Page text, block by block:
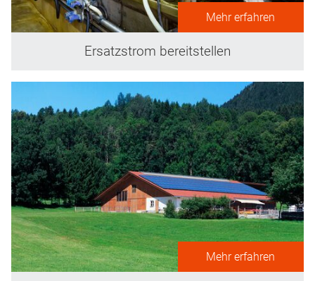
Mehr erfahren
Ersatzstrom bereitstellen
Mehr erfahren